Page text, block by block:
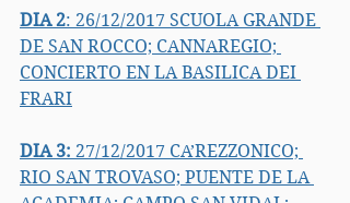
DIA 2: 26/12/2017 SCUOLA GRANDE
DE SAN ROCCO; CANNAREGIO;
CONCIERTO EN LA BASILICA DEI
FRARI
DIA 3: 27/12/2017 CA’REZZONICO;
RIO SAN TROVASO; PUENTE DE LA